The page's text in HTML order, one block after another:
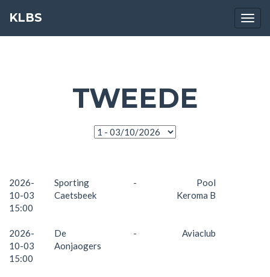
KLBS
TWEEDE
2026-
10-03
15:00
Sporting
Caetsbeek
-
Pool
Keroma B
2026-
10-03
15:00
De
Aonjaogers
- Aviaclub